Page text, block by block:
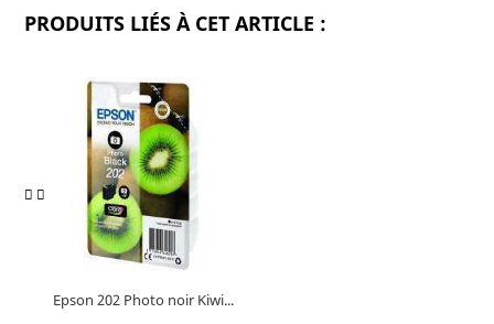
PRODUITS LIÉS À CET ARTICLE :
Epson 202 Photo noir Kiwi...